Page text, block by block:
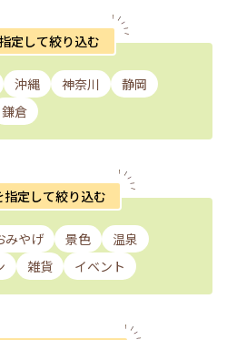
定して絞り込む
沖縄 神奈川
静岡
鎌倉
指定して絞り込む
みやげ 景色
温泉
雑貨 イベント